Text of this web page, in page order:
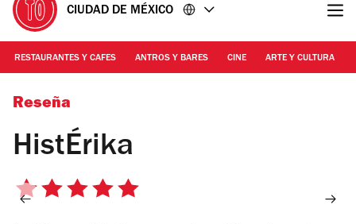
CIUDAD DE MÉXICO
RESTAURANTES Y CAFES ANTROS Y BARES CINE ARTE Y CULTURA
Foto: Cortesía
Reseña
HistÉrika
5